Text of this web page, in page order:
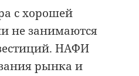
с хорошей
не занимаются
НАФИ
рынка и